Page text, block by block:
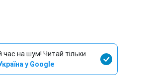
час на шум! Читай тільки
у Google